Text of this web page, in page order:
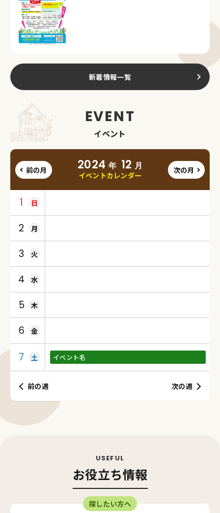
新着情報一覧
イベント
2024 年 12 月
イベントカレンダー
前の月 次の月
1 日
2 月
3 火
4 水
5 木
6 金
7 土 イベント名
前の週 次の週
お役立ち情報
探したい方へ